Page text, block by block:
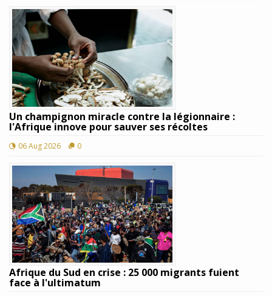
Un champignon miracle contre la légionnaire :
l'Afrique innove pour sauver ses récoltes
06 Aug 2026 0
Afrique du Sud en crise : 25 000 migrants fuient
face à l'ultimatum